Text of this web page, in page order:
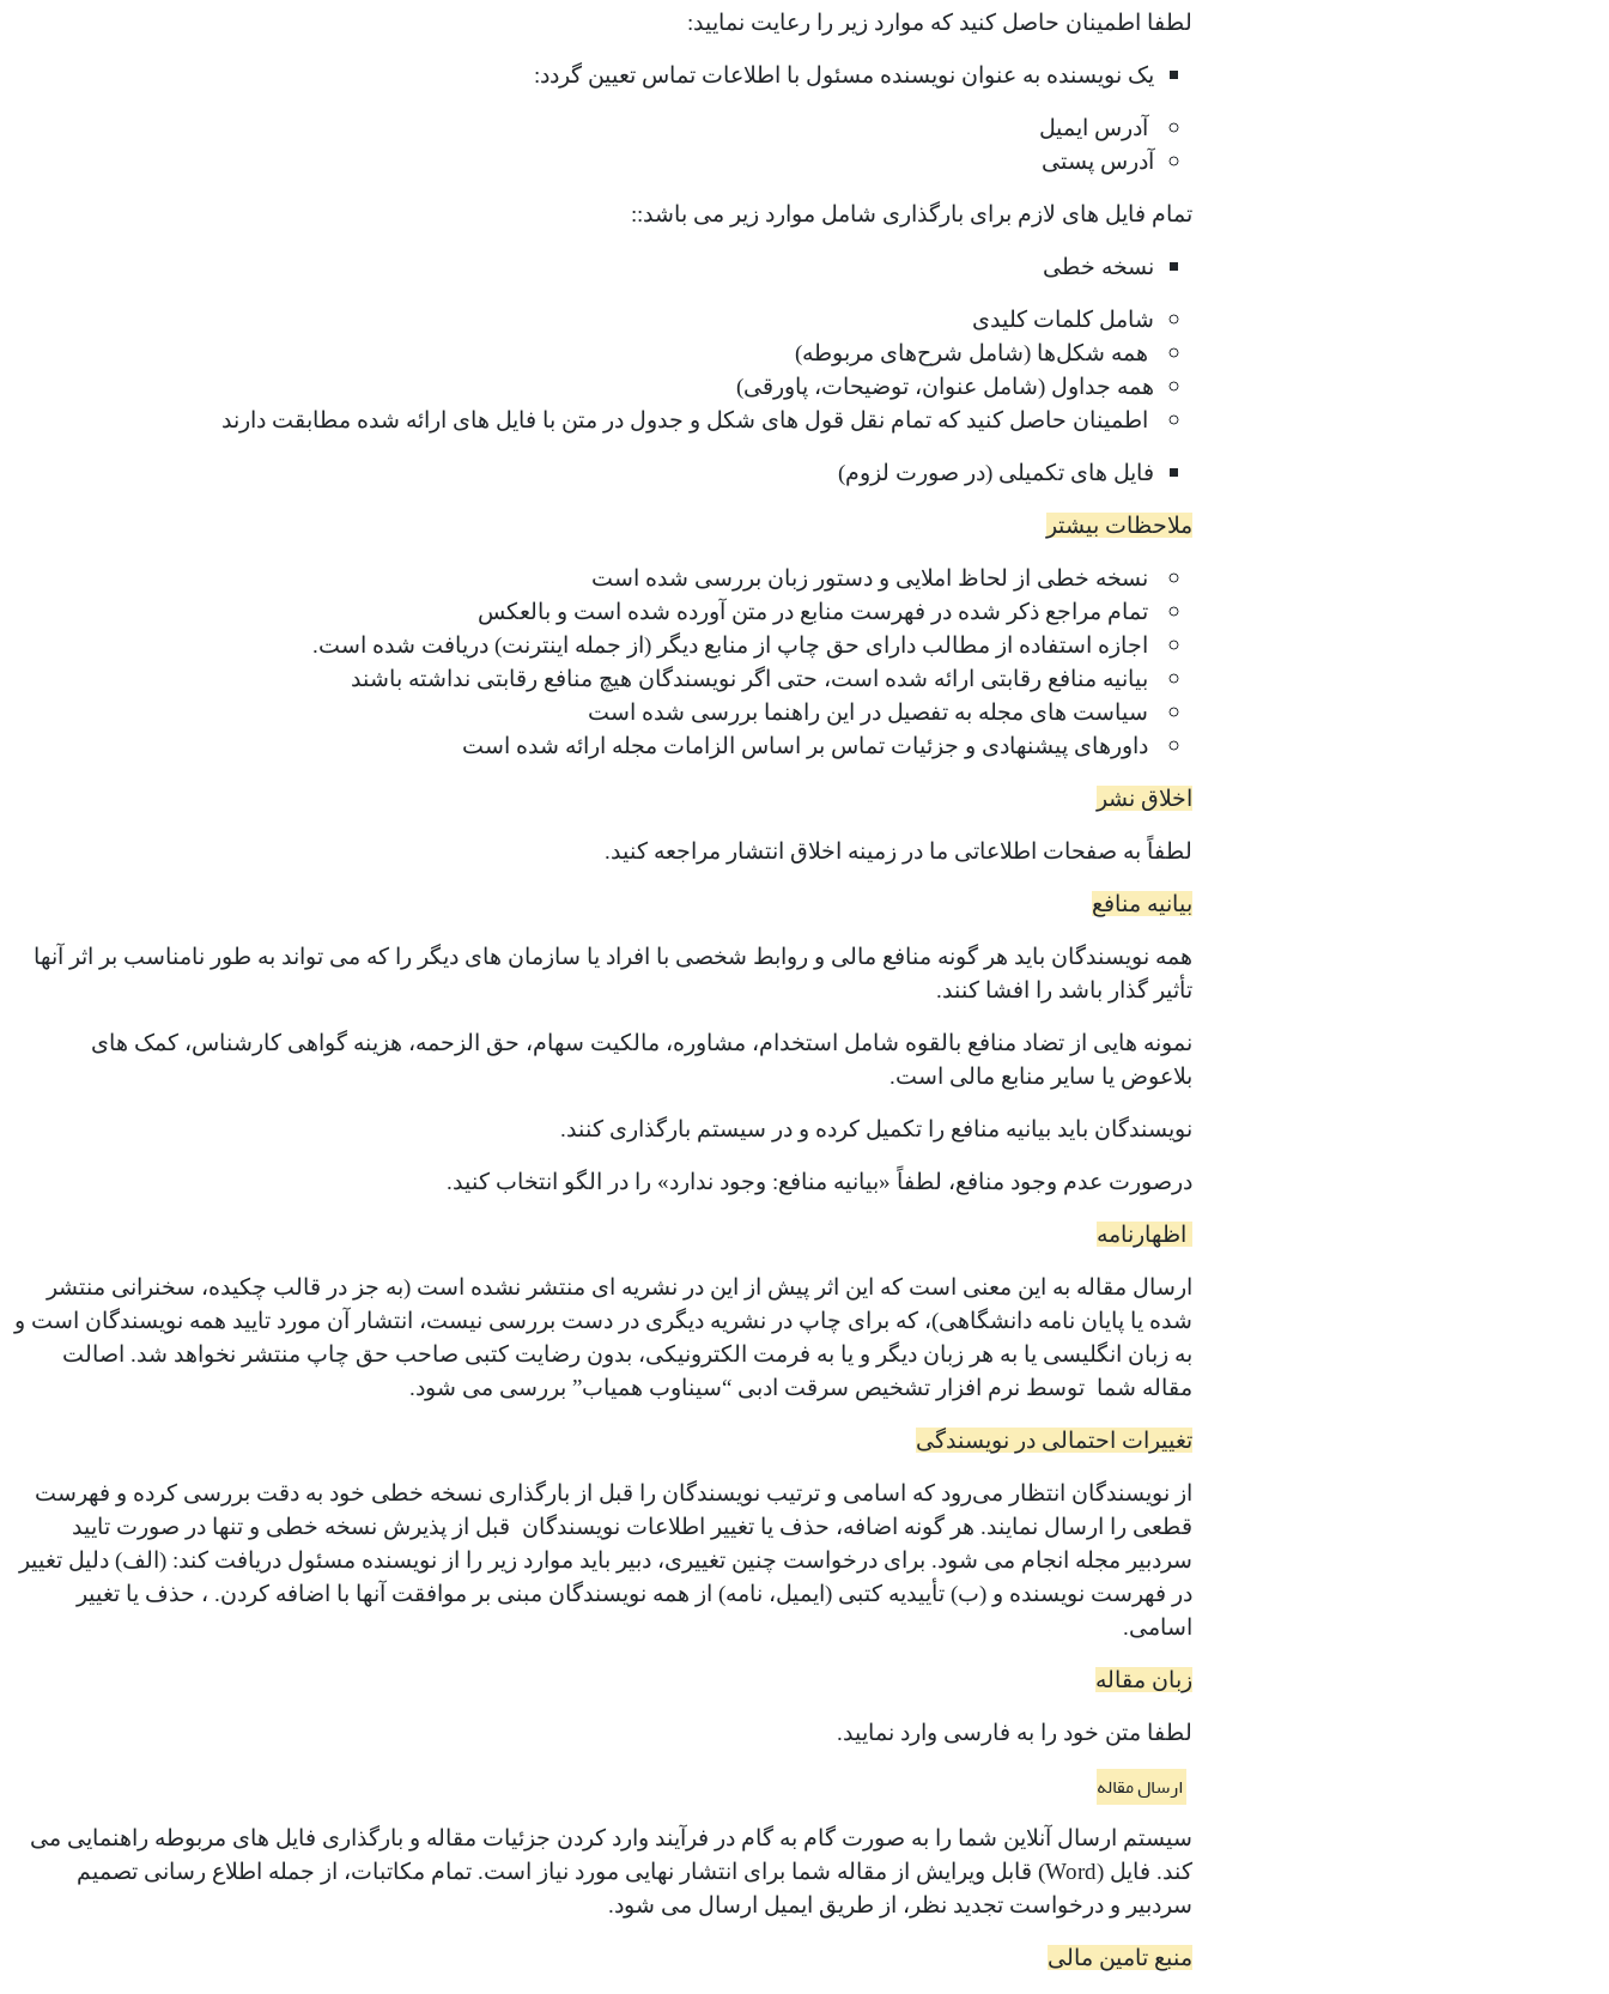
لطفا اطمینان حاصل کنید که موارد زیر را رعایت نمایید:
یک نویسنده به عنوان نویسنده مسئول با اطلاعات تماس تعیین گردد:
آدرس ایمیل
آدرس پستی
تمام فایل های لازم برای بارگذاری شامل موارد زیر می باشد::
نسخه خطی
شامل کلمات کلیدی
همه شکل‌ها (شامل شرح‌های مربوطه)
همه جداول (شامل عنوان، توضیحات، پاورقی)
اطمینان حاصل کنید که تمام نقل قول های شکل و جدول در متن با فایل های ارائه شده مطابقت دارند
فایل های تکمیلی (در صورت لزوم)
ملاحظات بیشتر
نسخه خطی از لحاظ املایی و دستور زبان بررسی شده است
تمام مراجع ذکر شده در فهرست منابع در متن آورده شده است و بالعکس
اجازه استفاده از مطالب دارای حق چاپ از منابع دیگر (از جمله اینترنت) دریافت شده است.
بیانیه منافع رقابتی ارائه شده است، حتی اگر نویسندگان هیچ منافع رقابتی نداشته باشند
سیاست های مجله به تفصیل در این راهنما بررسی شده است
داورهای پیشنهادی و جزئیات تماس بر اساس الزامات مجله ارائه شده است
اخلاق نشر
لطفاً به صفحات اطلاعاتی ما در زمینه اخلاق انتشار مراجعه کنید.
بیانیه منافع
همه نویسندگان باید هر گونه منافع مالی و روابط شخصی با افراد یا سازمان های دیگر را که می تواند به طور نامناسب بر اثر آنها
تأثیر گذار باشد را افشا کنند.
نمونه هایی از تضاد منافع بالقوه شامل استخدام، مشاوره، مالکیت سهام، حق الزحمه، هزینه گواهی کارشناس، کمک های
بلاعوض یا سایر منابع مالی است.
نویسندگان باید بیانیه منافع را تکمیل کرده و در سیستم بارگذاری کنند.
درصورت عدم وجود منافع، لطفاً «بیانیه منافع: وجود ندارد» را در الگو انتخاب کنید.
اظهارنامه
ارسال مقاله به این معنی است که این اثر پیش از این در نشریه ای منتشر نشده است (به جز در قالب چکیده، سخنرانی منتشر
شده یا پایان نامه دانشگاهی)، که برای چاپ در نشریه دیگری در دست بررسی نیست، انتشار آن مورد تایید همه نویسندگان است و
به زبان انگلیسی یا به هر زبان دیگر و یا به فرمت الکترونیکی، بدون رضایت کتبی صاحب حق چاپ منتشر نخواهد شد. اصالت
مقاله شما توسط نرم افزار تشخیص سرقت ادبی “سیناوب همیاب” بررسی می شود.
تغییرات احتمالی در نویسندگی
از نویسندگان انتظار می‌رود که اسامی و ترتیب نویسندگان را قبل از بارگذاری نسخه خطی خود به دقت بررسی کرده و فهرست
قطعی را ارسال نمایند. هر گونه اضافه، حذف یا تغییر اطلاعات نویسندگان قبل از پذیرش نسخه خطی و تنها در صورت تایید
سردبیر مجله انجام می شود. برای درخواست چنین تغییری، دبیر باید موارد زیر را از نویسنده مسئول دریافت کند: (الف) دلیل تغییر
در فهرست نویسنده و (ب) تأییدیه کتبی (ایمیل، نامه) از همه نویسندگان مبنی بر موافقت آنها با اضافه کردن. ، حذف یا تغییر
اسامی.
زبان مقاله
لطفا متن خود را به فارسی وارد نمایید.
ارسال مقاله
سیستم ارسال آنلاین شما را به صورت گام به گام در فرآیند وارد کردن جزئیات مقاله و بارگذاری فایل های مربوطه راهنمایی می
کند. فایل (Word) قابل ویرایش از مقاله شما برای انتشار نهایی مورد نیاز است. تمام مکاتبات، از جمله اطلاع رسانی تصمیم
سردبیر و درخواست تجدید نظر، از طریق ایمیل ارسال می شود.
منبع تامین مالی